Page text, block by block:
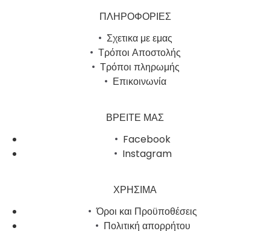
ΠΛΗΡΟΦΟΡΙΕΣ
Σχετικα με εμας
Τρόποι Αποστολής
Τρόποι πληρωμής
Επικοινωνία
ΒΡΕΙΤΕ ΜΑΣ
Facebook
Instagram
ΧΡΗΣΙΜΑ
Όροι και Προϋποθέσεις
Πολιτική απορρήτου